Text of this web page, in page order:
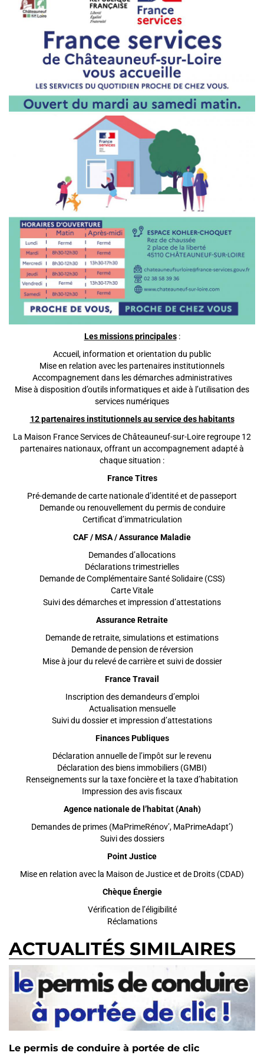
Les missions principales:
Accueil, information et orientation du public
Mise en relation avec les partenaires institutionnels
Accompagnement dans les démarches administratives
Mise à disposition d’outils informatiques et aide à l’utilisation des
services numériques
12 partenaires institutionnels au service des habitants
La Maison France Services de Châteauneuf-sur-Loire regroupe 12
partenaires nationaux, offrant un accompagnement adapté à
chaque situation :
France Titres
Pré-demande de carte nationale d’identité et de passeport
Demande ou renouvellement du permis de conduire
Certificat d’immatriculation
CAF / MSA / Assurance Maladie
Demandes d’allocations
Déclarations trimestrielles
Demande de Complémentaire Santé Solidaire (CSS)
Carte Vitale
Suivi des démarches et impression d’attestations
Assurance Retraite
Demande de retraite, simulations et estimations
Demande de pension de réversion
Mise à jour du relevé de carrière et suivi de dossier
France Travail
Inscription des demandeurs d’emploi
Actualisation mensuelle
Suivi du dossier et impression d’attestations
Finances Publiques
Déclaration annuelle de l’impôt sur le revenu
Déclaration des biens immobiliers (GMBI)
Renseignements sur la taxe foncière et la taxe d’habitation
Impression des avis fiscaux
Agence nationale de l’habitat (Anah)
Demandes de primes (MaPrimeRénov’, MaPrimeAdapt’)
Suivi des dossiers
Point Justice
Mise en relation avec la Maison de Justice et de Droits (CDAD)
Chèque Énergie
Vérification de l’éligibilité
Réclamations
ACTUALITÉS SIMILAIRES
Le permis de conduire à portée de clic